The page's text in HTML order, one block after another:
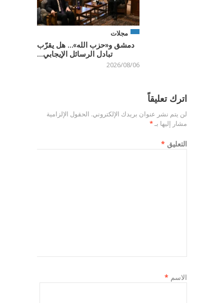
مجلات
دمشق و«حزب الله»… هل يقرّب
تبادل الرسائل الإيجابي...
2026/08/06
اترك تعليقاً
لن يتم نشر عنوان بريدك الإلكتروني. الحقول الإلزامية
مشار إليها بـ*
التعليق *
الاسم *